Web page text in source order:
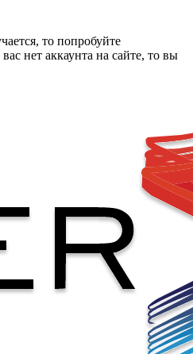
то попробуйте
нет аккаунта на сайте, то вы